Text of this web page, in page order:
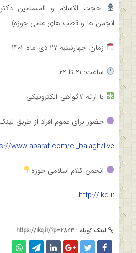
حجت الاسلام و المسلمین دکتر
انجمن ها و قطب های علمی حوزه)
زمان: چهارشنبه ۲۷ دی ماه ۱۴۰۲
ساعت: ۲۱ تا ۲۲
با ارائه #گواهی_الکترونیکی
حضور برای عموم افراد از طریق
www.aparat.com/el_balagh/live
انجمن کلام اسلامی حوزه
http://ikq.ir
لینک کوتاه : https://ikq.ir/?p=2823